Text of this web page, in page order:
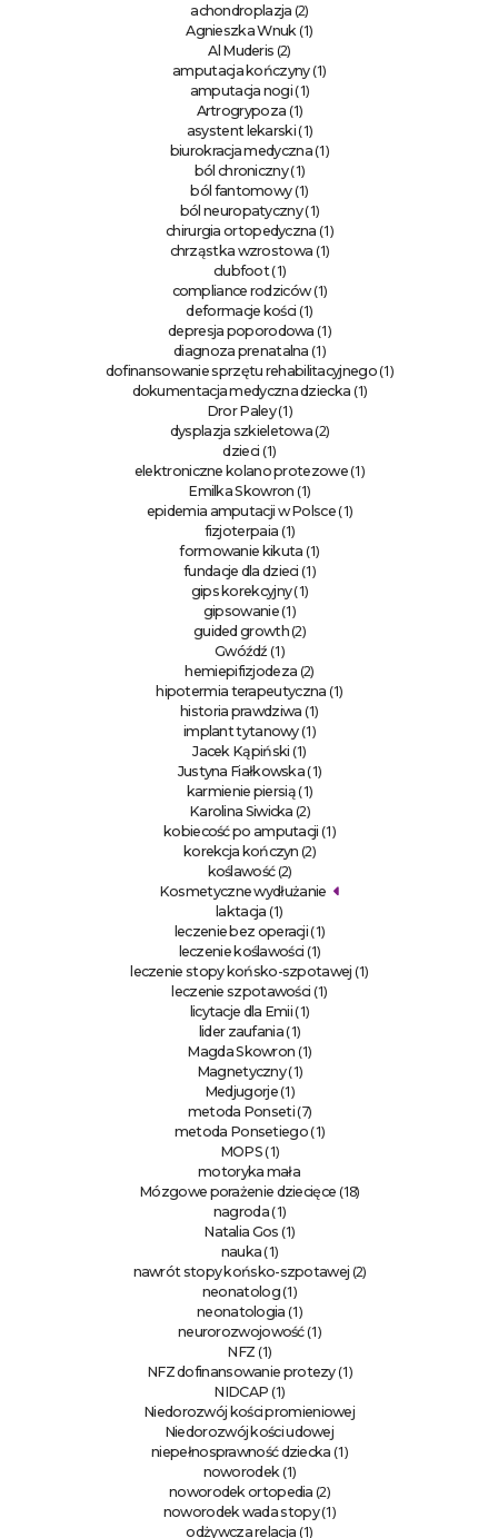
achondroplazja (2)
Agnieszka Wnuk(1)
Al Muderis (2)
amputacja kończyny(1)
amputacja nogi (1)
Artrogrypoza (1)
asystent lekarski(1)
biurokracja medyczna(1)
ból chroniczny(1)
ból fantomowy(1)
ból neuropatyczny(1)
chirurgia ortopedyczna (1)
chrząstka wzrostowa (1)
clubfoot(1)
compliance rodziców(1)
deformacje kości (1)
depresja poporodowa (1)
diagnoza prenatalna (1)
dofinansowanie sprzętu rehabilitacyjnego(1)
dokumentacja medyczna dziecka (1)
Dror Paley(1)
dysplazja szkieletowa (2)
dzieci (1)
elektroniczne kolano protezowe(1)
Emilka Skowron (1)
epidemia amputacji w Polsce(1)
fizjoterpaia (1)
formowanie kikuta (1)
fundacje dla dzieci (1)
gips korekcyjny(1)
gipsowanie(1)
guided growth(2)
Gwóźdź (1)
hemiepifizjodeza (2)
hipotermia terapeutyczna (1)
historia prawdziwa (1)
implant tytanowy(1)
Jacek Kąpiński (1)
Justyna Fiałkowska (1)
karmienie piersią(1)
Karolina Siwicka (2)
kobiecość po amputacji (1)
korekcja kończyn (2)
koślawość(2)
Kosmetyczne wydłużanie
laktacja (1)
leczenie bez operacji (1)
leczenie koślawości (1)
leczenie stopy końsko-szpotawej (1)
leczenie szpotawości (1)
licytacje dla Emii (1)
lider zaufania (1)
Magda Skowron (1)
Magnetyczny(1)
Medjugorje(1)
metoda Ponseti (7)
metoda Ponsetiego(1)
MOPS (1)
motoryka mała
Mózgowe porażenie dziecięce (18)
nagroda(1)
Natalia Gos (1)
nauka (1)
nawrót stopy końsko-szpotawej (2)
neonatolog(1)
neonatologia (1)
neurorozwojowość(1)
NFZ (1)
NFZ dofinansowanie protezy(1)
NIDCAP (1)
Niedorozwój kości promieniowej
Niedorozwój kości udowej
niepełnosprawność dziecka (1)
noworodek(1)
noworodek ortopedia (2)
noworodek wada stopy(1)
odżywcza relacja (1)